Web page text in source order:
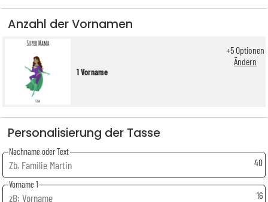
Anzahl der Vornamen
1 Vorname
+5Optionen
Ändern
Personalisierung der Tasse
Nachname oder Text
40
Vorname 1
16